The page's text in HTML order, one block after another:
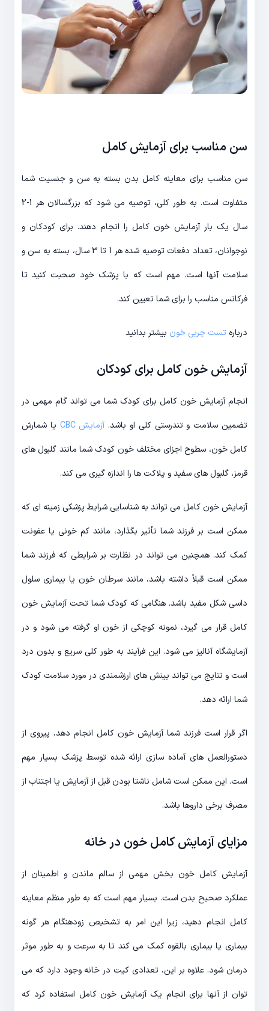
سن مناسب برای آزمایش کامل
سن مناسب برای معاینه کامل بدن بسته به سن و جنسیت شما
متفاوت است. به طور کلی، توصیه می شود که بزرگسالان هر 1-2
سال یک بار آزمایش خون کامل را انجام دهند. برای کودکان و
نوجوانان، تعداد دفعات توصیه شده هر 1 تا 3 سال، بسته به سن و
سلامت آنها است. مهم است که با پزشک خود صحبت کنید تا
فرکانس مناسب را برای شما تعیین کند.
درباره تست چربی خون بیشتر بدانید
آزمایش خون کامل برای کودکان
انجام آزمایش خون کامل برای کودک شما می تواند گام مهمی در
تضمین سلامت و تندرستی کلی او باشد. آزمایش CBC
یا شمارش
کامل خون، سطوح اجزای مختلف خون کودک شما مانند گلبول های
قرمز، گلبول های سفید و پلاکت ها را اندازه گیری می کند.
آزمایش خون کامل می تواند به شناسایی شرایط پزشکی زمینه ای که
ممکن است بر فرزند شما تأثیر بگذارد، مانند کم خونی یا عفونت
کمک کند. همچنین می تواند در نظارت بر شرایطی که فرزند شما
ممکن است قبلاً داشته باشد، مانند سرطان خون یا بیماری سلول
داسی شکل مفید باشد. هنگامی که کودک شما تحت آزمایش خون
کامل قرار می گیرد، نمونه کوچکی از خون او گرفته می شود و در
آزمایشگاه آنالیز می شود. این فرآیند به طور کلی سریع و بدون درد
است و نتایج می تواند بینش های ارزشمندی در مورد سلامت کودک
شما ارائه دهد.
اگر قرار است فرزند شما آزمایش خون کامل انجام دهد، پیروی از
دستورالعمل های آماده سازی ارائه شده توسط پزشک بسیار مهم
است. این ممکن است شامل ناشتا بودن قبل از آزمایش یا اجتناب از
مصرف برخی داروها باشد.
مزایای آزمایش کامل خون در خانه
آزمایش کامل خون بخش مهمی از سالم ماندن و اطمینان از
عملکرد صحیح بدن است. بسیار مهم است که به طور منظم معاینه
کامل انجام دهید، زیرا این امر به تشخیص زودهنگام هر گونه
بیماری یا بیماری بالقوه کمک می کند تا به سرعت و به طور موثر
درمان شود. علاوه بر این، تعدادی کیت در خانه وجود دارد که می
توان از آنها برای انجام یک آزمایش خون کامل استفاده کرد که